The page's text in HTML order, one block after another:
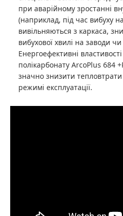
при аварійному зростанні
(наприклад, під час вибуху
вивільняються з каркаса,
вибухової хвилі на заводи
Енергоефективні
полікарбонату ArcoPlus 684
значно знизити
режимі експлуатації.